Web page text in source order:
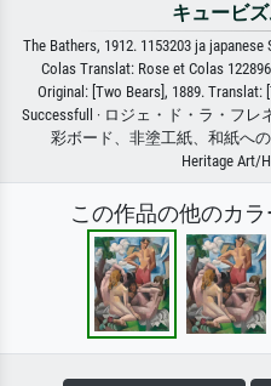
キュービ
The Bathers, 1912. 1153203 ja
Colas Translat: Rose et Colas
Original: [Two Bears], 1889. Translat:
Successfull · ロジェ・ド・ラ・フ
彩ボード、非塗工紙、和紙へ
Heritage Art/
この作品の他のカ